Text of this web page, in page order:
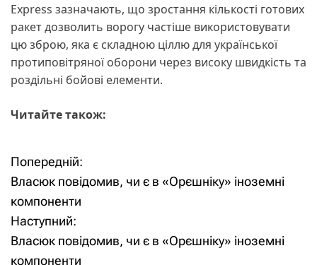
Express зазначають, що зростання кількості готових
ракет дозволить ворогу частіше використовувати
цю зброю, яка є складною ціллю для української
протиповітряної оборони через високу швидкість та
роздільні бойові елементи.
Читайте також:
Н
а
в
і
Попередній:
Власюк повідомив, чи є в «Орєшніку» іноземні
компоненти
Наступний:
Власюк повідомив, чи є в «Орєшніку» іноземні
компоненти